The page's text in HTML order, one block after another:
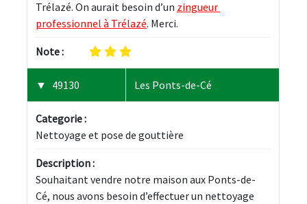
Trélazé. On aurait besoin d’un zingueur
professionnel à Trélazé. Merci.
Note :
49130 Les Ponts-de-Cé
Categorie :
Nettoyage et pose de gouttière
Description :
Souhaitant vendre notre maison aux Ponts-de-
Cé, nous avons besoin d’effectuer un nettoyage